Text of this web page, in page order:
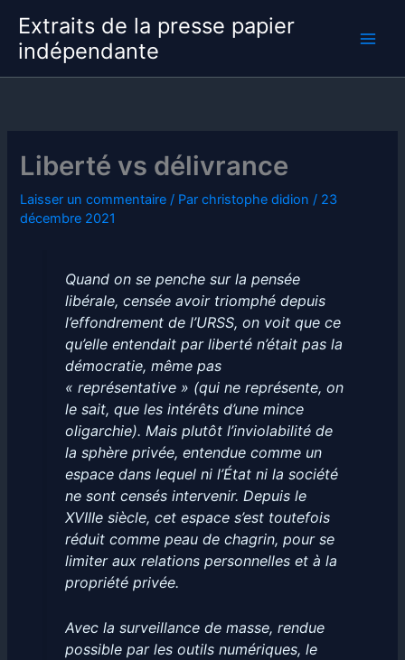
contenu
Extraits de la presse papier
indépendante
Liberté vs délivrance
Laisser un commentaire / Parchristophe didion / 23
décembre 2021
Quand on se penche sur la pensée
libérale, censée avoir triomphé depuis
l’effondrement de l’URSS, on voit que ce
qu’elle entendait par liberté n’était pas la
démocratie, même pas
« représentative » (qui ne représente, on
le sait, que les intérêts d’une mince
oligarchie). Mais plutôt l’inviolabilité de
la sphère privée, entendue comme un
espace dans lequel ni l’État ni la société
ne sont censés intervenir. Depuis le
XVIIIe siècle, cet espace s’est toutefois
réduit comme peau de chagrin, pour se
limiter aux relations personnelles et à la
propriété privée.
Avec la surveillance de masse, rendue
possible par les outils numériques, le